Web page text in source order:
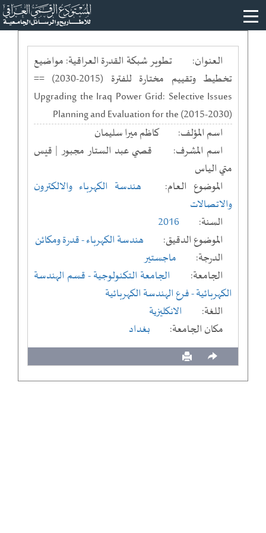
العنوان:
تطوير شبكة القدرة العراقية: مواضيع
تخطيط وتقييم مختارة للفترة (2015-2030) ==
Upgrading the Iraq Power Grid: Selective Issues
Planning and Evaluation for the (2015-2030)
اسم المؤلف:
كاظم ميرا سليمان
اسم المشرف:
قصي عبد الستار مجبور | قيس
متي الياس
الموضوع العام:
هندسة الكهرباء والالكترون
والاتصالات
السنة:
2016
الموضوع الدقيق:
هندسة الكهرباء - قدرة ومكائن
الدرجة:
ماجستير
الجامعة:
الجامعة التكنولوجية- قسم الهندسة
الكهربائية- فرع الهندسة الكهربائية
اللغة:
الانكليزية
مكان الجامعة:
بغداد